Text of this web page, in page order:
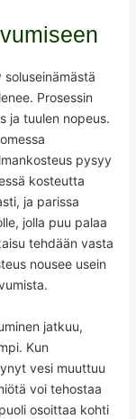
Prosessin
ja tuulen nopeus.
pysyy
kosteutta
ja parissa
jolla puu palaa
tehdään vasta
nousee usein
jatkuu,
Kun
vesi muuttuu
voi tehostaa
osoittaa kohti